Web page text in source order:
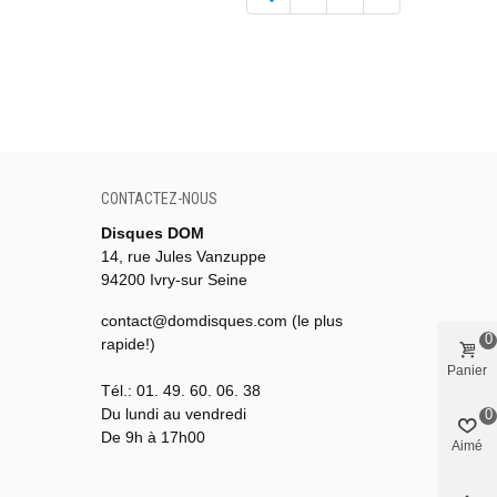
CONTACTEZ-NOUS
Disques DOM
14, rue Jules Vanzuppe
94200 Ivry-sur Seine
contact@domdisques.com (le plus
rapide!)
Tél.: 01. 49. 60. 06. 38
Du lundi au vendredi
De 9h à 17h00
Panier
0
Aimé
0